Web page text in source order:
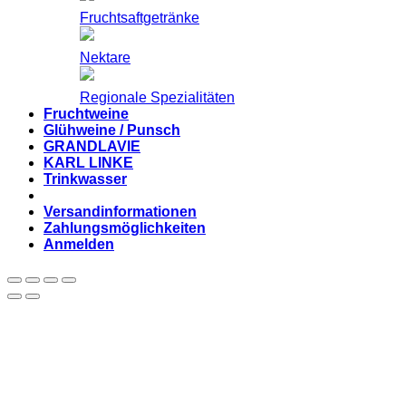
Fruchtsaftgetränke
Nektare
Regionale Spezialitäten
Fruchtweine
Glühweine / Punsch
GRANDLAVIE
KARL LINKE
Trinkwasser
Versandinformationen
Zahlungsmöglichkeiten
Anmelden